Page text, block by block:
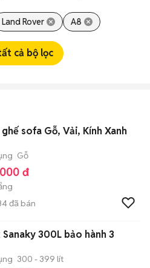
Land Rover A8
cả bộ lọc
ghế sofa Gỗ, Vải, Kính Xanh
Gỗ
đ
đã bán
Sanaky 300L bảo hành 3
300 - 399 lít